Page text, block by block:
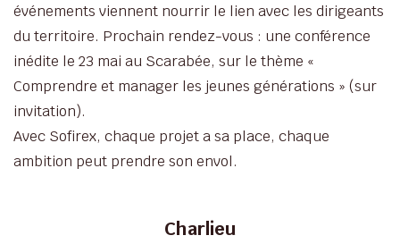
événements viennent nourrir le lien avec les dirigeants
du territoire. Prochain rendez-vous : une conférence
inédite le 23 mai au Scarabée, sur le thème «
Comprendre et manager les jeunes générations » (sur
invitation).
Avec Sofirex, chaque projet a sa place, chaque
ambition peut prendre son envol.
Charlieu